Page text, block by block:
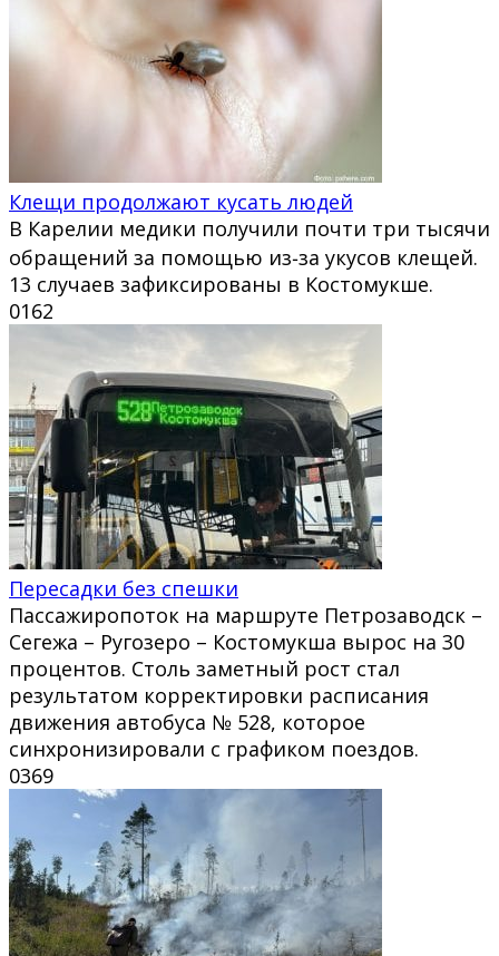
Клещи продолжают кусать людей
В Карелии медики получили почти три тысячи
обращений за помощью из‑за укусов клещей.
13 случаев зафиксированы в Костомукше.
0162
Пересадки без спешки
Пассажиропоток на маршруте Петрозаводск –
Сегежа – Ругозеро – Костомукша вырос на 30
процентов. Столь заметный рост стал
результатом корректировки расписания
движения автобуса № 528, которое
синхронизировали с графиком поездов.
0369